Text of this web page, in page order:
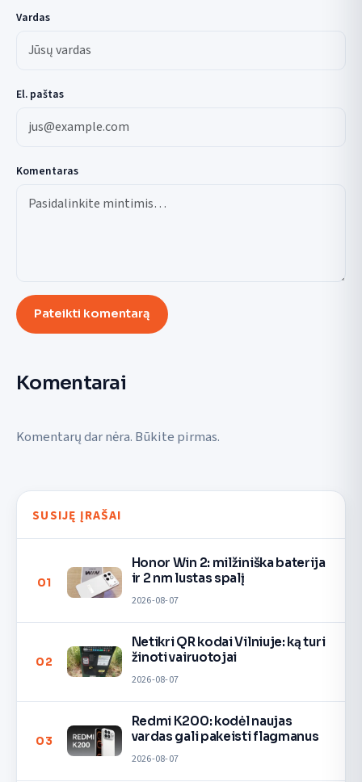
Vardas
El. paštas
Komentaras
Pateikti komentarą
Komentarai
Komentarų dar nėra. Būkite pirmas.
SUSIJĘ ĮRAŠAI
01
Honor Win 2: milžiniška baterija
ir 2 nm lustas spalį
2026-08-07
02
Netikri QR kodai Vilniuje: ką turi
žinoti vairuotojai
2026-08-07
03
Redmi K200: kodėl naujas
vardas gali pakeisti flagmanus
2026-08-07